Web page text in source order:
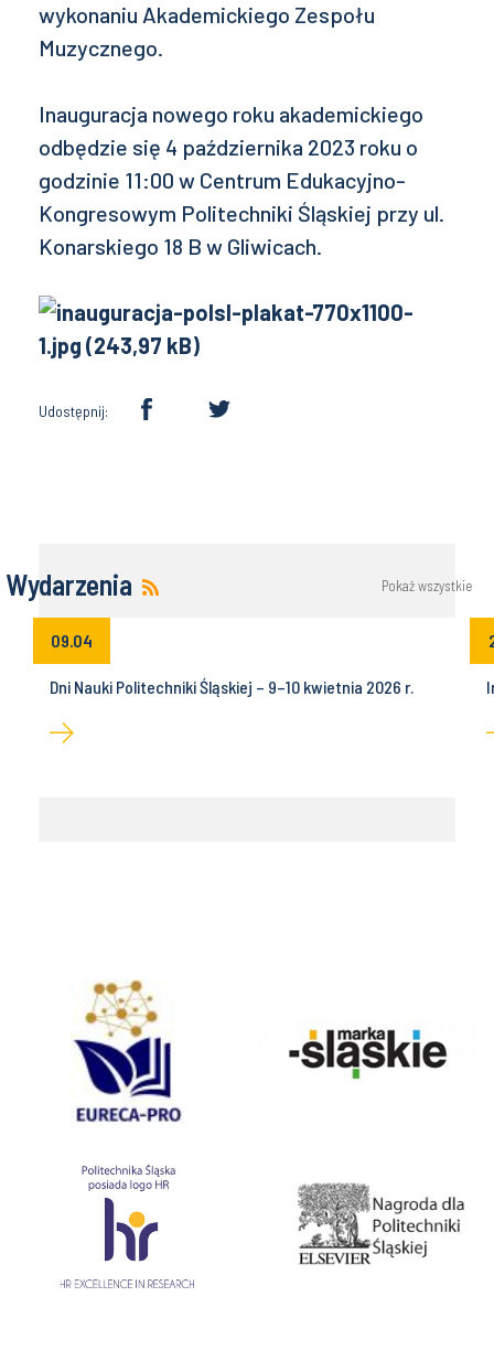
wykonaniu Akademickiego Zespołu
Muzycznego.
Inauguracja nowego roku akademickiego
odbędzie się 4 października 2023 roku o
godzinie 11:00 w Centrum Edukacyjno-
Kongresowym Politechniki Śląskiej przy ul.
Konarskiego 18 B w Gliwicach.
Udostępnij:
Wydarzenia Pokaż wszystkie
09.04
Dni Nauki Politechniki Śląskiej – 9–10 kwietnia 2026 r.